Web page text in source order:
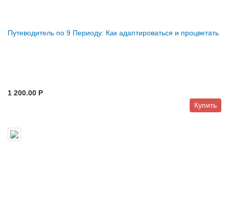
Путеводитель по 9 Периоду: Как адаптироваться и процветать
1 200.00 P
Купить